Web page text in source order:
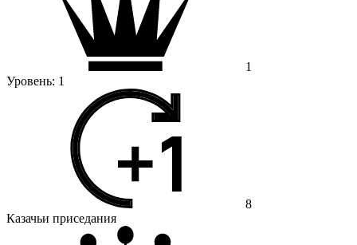
1
Уровень: 1
8
Казачьи приседания